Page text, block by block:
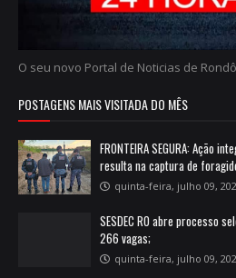
O seu novo Portal de Noticias de
POSTAGENS MAIS VISITADA DO MÊS
FRONTEIRA SEGURA: Ação
resulta na captura de
quinta-feira, julho 09,
SESDEC RO abre processo
266 vagas;
quinta-feira, julho 09,